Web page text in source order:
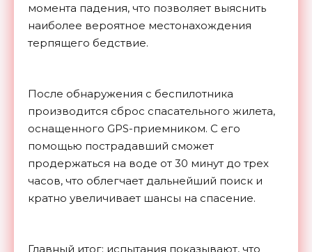
момента падения, что позволяет выяснить
наиболее вероятное местонахождения
терпящего бедствие.
После обнаружения с беспилотника
производится сброс спасательного жилета,
оснащенного GPS-приемником. С его
помощью пострадавший сможет
продержаться на воде от 30 минут до трех
часов, что облегчает дальнейший поиск и
кратно увеличивает шансы на спасение.
Главный итог: испытания показывают, что